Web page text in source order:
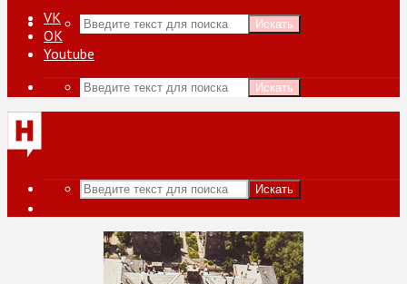
Искать
VK
ОК
Youtube
Искать
Искать